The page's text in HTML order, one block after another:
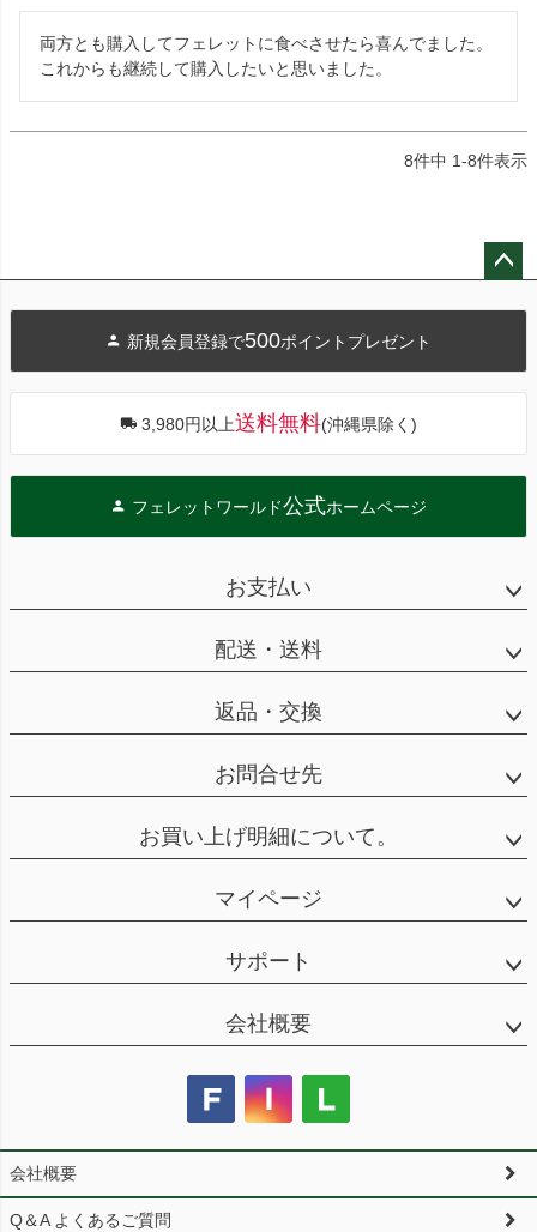
両方とも購入してフェレットに食べさせたら喜んでました。
これからも継続して購入したいと思いました。
8件中 1-8件表示
へ
新規会員登録で500ポイントプレゼント
3,980円以上送料無料(沖縄県除く)
フェレットワールド公式ホームページ
お支払い
配送・送料
返品・交換
お問合せ先
お買い上げ明細について。
マイページ
サポート
会社概要
会社概要
Q＆A よくあるご質問